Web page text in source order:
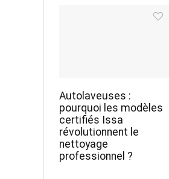
Autolaveuses :
pourquoi les modèles
certifiés Issa
révolutionnent le
nettoyage
professionnel ?